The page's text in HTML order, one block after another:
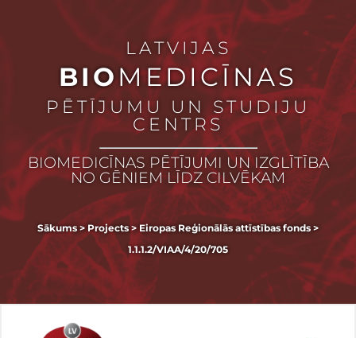
LATVIJAS
BIOMEDICĪNAS
PĒTĪJUMU UN STUDIJU
CENTRS
BIOMEDICĪNAS PĒTĪJUMI UN IZGLĪTĪBA
NO GĒNIEM LĪDZ CILVĒKAM
Sākums> Projects > Eiropas Reģionālās attīstības fonds >
1.1.1.2/VIAA/4/20/705